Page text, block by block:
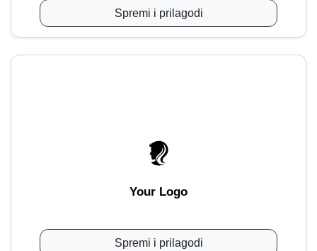
Spremi i prilagodi
Your Logo
Spremi i prilagodi